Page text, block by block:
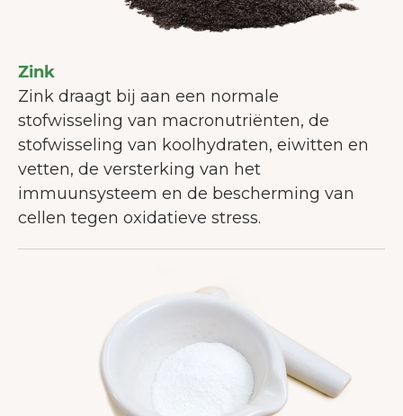
Zink
Zink draagt bij aan een normale
stofwisseling van macronutriënten, de
stofwisseling van koolhydraten, eiwitten en
vetten, de versterking van het
immuunsysteem en de bescherming van
cellen tegen oxidatieve stress.
WELKOM BIJ JUNAIU.